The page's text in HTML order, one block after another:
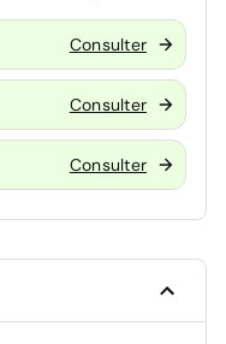
Consulter
Consulter
Consulter